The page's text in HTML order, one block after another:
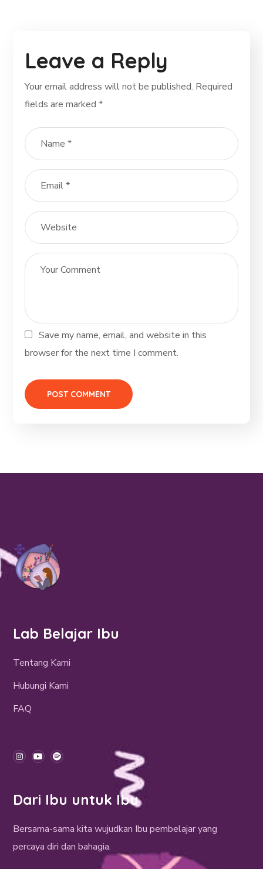
Leave a Reply
Your email address will not be published. Required
fields are marked*
Save my name, email, and website in this
browser for the next time I comment.
Lab Belajar Ibu
Tentang Kami
Hubungi Kami
FAQ
Dari Ibu untuk Ibu
Bersama-sama kita wujudkan Ibu pembelajar yang
percaya diri dan bahagia.